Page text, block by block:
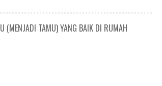
(MENJADI TAMU) YANG BAIK DI RUMAH